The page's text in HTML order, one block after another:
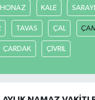
HONAZ KALE
TAVAS ÇAL
ÇARDAK ÇİVRİL